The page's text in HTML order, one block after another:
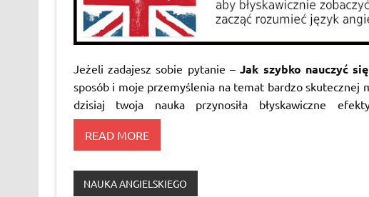
Jeżeli zadajesz sobie pytanie –Jak szybko nauczyć
sposób i moje przemyślenia na temat bardzo skutecznej
dzisiaj twoja nauka przynosiła błyskawiczne
READ MORE
NAUKA ANGIELSKIEGO